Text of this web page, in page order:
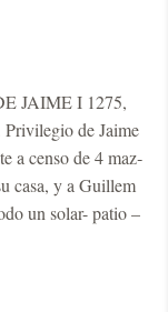
JAI­ME I 1275,
de Jai­me
a cen­so de 4 maz­
casa, y a Gui­llem
un so­lar- pa­tio –